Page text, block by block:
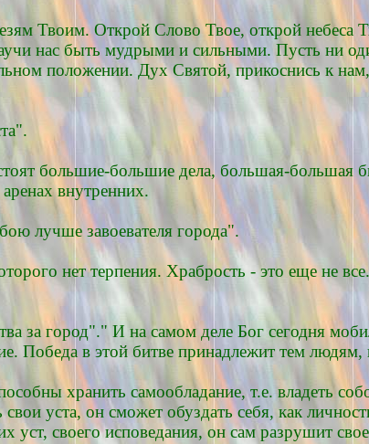
Твоим. Открой Слово Твое, открой небеса
нас быть мудрыми и сильными. Пусть ни
положении. Дух Святой, прикоснись к
большие-большие дела, большая-большая
внутренних.
лучше завоевателя города".
нет терпения. Храбрость - это еще не
за город"." И на самом деле Бог сегодня
Победа в этой битве принадлежит тем
хранить самообладание, т.е. владеть
уста, он сможет обуздать себя, как
уст, своего исповедания, он сам разрушит